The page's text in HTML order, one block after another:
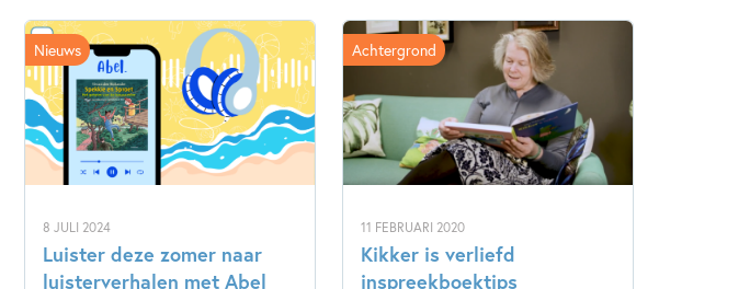
8 JULI 2024
Luister deze zomer naar
luisterverhalen met Abel
Nieuws
11 FEBRUARI 2020
Kikker is verliefd
inspreekboektips
Achtergrond